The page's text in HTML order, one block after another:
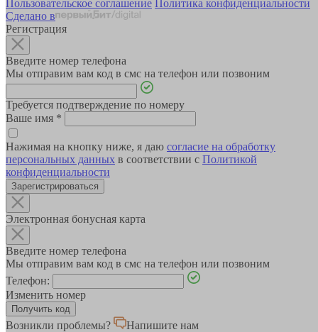
Пользовательское соглашение Политика конфиденциальности
Сделано в
Регистрация
Введите номер телефона
Мы отправим вам код в смс на телефон или позвоним
Требуется подтверждение по номеру
Ваше имя *
Нажимая на кнопку ниже, я даю согласие на обработку
персональных данных в соответствии с Политикой
конфиденциальности
Зарегистрироваться
Электронная бонусная карта
Введите номер телефона
Мы отправим вам код в смс на телефон или позвоним
Телефон:
Изменить номер
Возникли проблемы? Напишите нам